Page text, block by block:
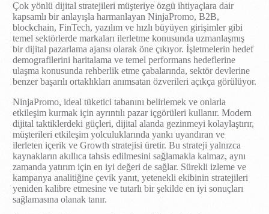
Çok yönlü dijital stratejileri müşteriye özgü ihtiyaçlara dair
kapsamlı bir anlayışla harmanlayan NinjaPromo, B2B,
blockchain, FinTech, yazılım ve hızlı büyüyen girişimler gibi
temel sektörlerde markaları ilerletme konusunda uzmanlaşmış
bir dijital pazarlama ajansı olarak öne çıkıyor. İşletmelerin hedef
demografilerini haritalama ve temel performans hedeflerine
ulaşma konusunda rehberlik etme çabalarında, sektör devlerine
benzer başarılı ortaklıkları anımsatan özverileri açıkça görülüyor.
NinjaPromo, ideal tüketici tabanını belirlemek ve onlarla
etkileşim kurmak için ayrıntılı pazar içgörüleri kullanır. Modern
dijital taktiklerdeki güçleri, dijital alanda gezinmeyi kolaylaştırır,
müşterileri etkileşim yolculuklarında yankı uyandıran ve
ilerleten içerik ve Growth stratejisi üretir. Bu strateji yalnızca
kaynakların akıllıca tahsis edilmesini sağlamakla kalmaz, aynı
zamanda yatırım için en iyi değeri de sağlar. Sürekli izleme ve
kampanya analitiğine çevik yanıt, yetenekli ekibinin stratejileri
yeniden kalibre etmesine ve tutarlı bir şekilde en iyi sonuçları
sağlamasına olanak tanır.